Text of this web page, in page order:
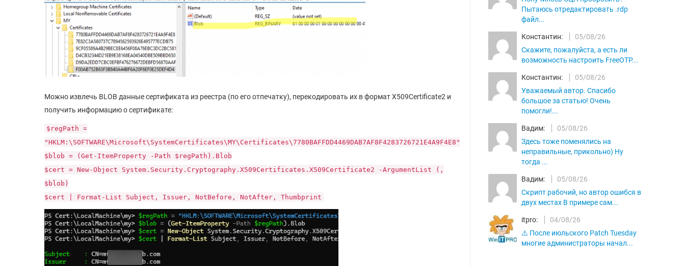
Можно извлечь BLOB данные сертификата из реестра (по его отпечатку), перекодировать их в формат X509Certificate2 и
получить информацию о сертификате:
$regPath =
"HKLM:\SOFTWARE\Microsoft\SystemCertificates\MY\Certificates\7780BAFFDD4469DAB7AF8F4283726721E4A9F4E8"
$blob = (Get-ItemProperty -Path $regPath).Blob
$cert = New-Object System.Security.Cryptography.X509Certificates.X509Certificate2 -ArgumentList (,
$blob)
$cert | Format-List Subject, Issuer, NotBefore, NotAfter, Thumbprint
Пытаюсь отредактировать .rdp
файл...
Константин:
05/08/26
Скажите, пожалуйста, а есть ли
возможность настроить FreeOTP...
Константин:
05/08/26
Уважаемый автор. Спасибо
большое за статью! Очень
помогли!...
Вадим:
05/08/26
Здесь тоже поменялись на
неправильные, прикольно) Ну
тогда ...
Вадим:
05/08/26
Скрипт рабочий, но автор ошибся в
двух местах В примере сам...
itpro:
04/08/26
⚠️ После июльского Patch Tuesday
многие администраторы начал...